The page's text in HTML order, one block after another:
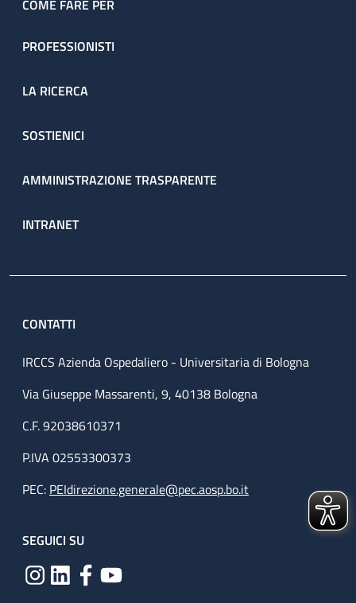
COME FARE PER
PROFESSIONISTI
LA RICERCA
SOSTIENICI
AMMINISTRAZIONE TRASPARENTE
INTRANET
CONTATTI
IRCCS Azienda Ospedaliero - Universitaria di Bologna
Via Giuseppe Massarenti, 9, 40138 Bologna
C.F. 92038610371
P.IVA 02553300373
PEC: PEIdirezione.generale@pec.aosp.bo.it
SEGUICI SU